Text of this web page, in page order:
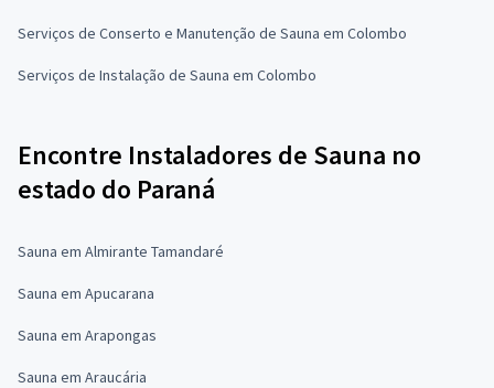
Serviços de Conserto e Manutenção de Sauna em Colombo
Serviços de Instalação de Sauna em Colombo
Encontre Instaladores de Sauna no
estado do Paraná
Sauna em Almirante Tamandaré
Sauna em Apucarana
Sauna em Arapongas
Sauna em Araucária